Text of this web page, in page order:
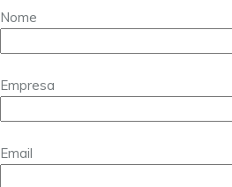
Nome
Empresa
Email